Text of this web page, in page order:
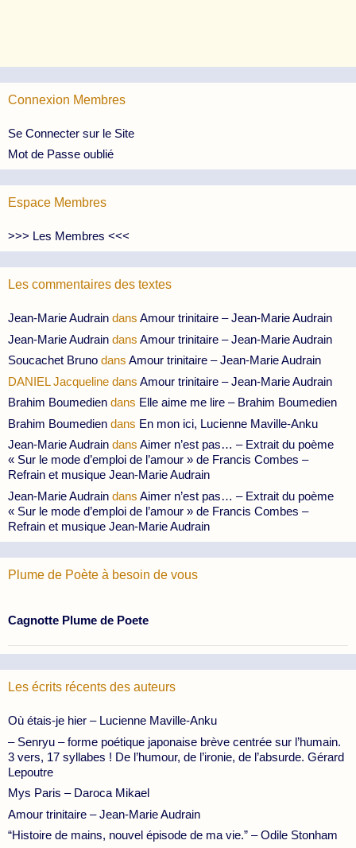
Connexion Membres
Se Connecter sur le Site
Mot de Passe oublié
Espace Membres
>>> Les Membres <<<
Les commentaires des textes
Jean-Marie Audrain dans Amour trinitaire – Jean-Marie Audrain
Jean-Marie Audrain dans Amour trinitaire – Jean-Marie Audrain
Soucachet Bruno dans Amour trinitaire – Jean-Marie Audrain
DANIEL Jacqueline dans Amour trinitaire – Jean-Marie Audrain
Brahim Boumedien dans Elle aime me lire – Brahim Boumedien
Brahim Boumedien dans En mon ici, Lucienne Maville-Anku
Jean-Marie Audrain dans Aimer n’est pas… – Extrait du poème
« Sur le mode d’emploi de l’amour » de Francis Combes –
Refrain et musique Jean-Marie Audrain
Jean-Marie Audrain dans Aimer n’est pas… – Extrait du poème
« Sur le mode d’emploi de l’amour » de Francis Combes –
Refrain et musique Jean-Marie Audrain
Plume de Poète à besoin de vous
Cagnotte Plume de Poete
Les écrits récents des auteurs
Où étais-je hier – Lucienne Maville-Anku
– Senryu – forme poétique japonaise brève centrée sur l’humain.
3 vers, 17 syllabes ! De l’humour, de l’ironie, de l’absurde. Gérard
Lepoutre
Mys Paris – Daroca Mikael
Amour trinitaire – Jean-Marie Audrain
“Histoire de mains, nouvel épisode de ma vie.” – Odile Stonham